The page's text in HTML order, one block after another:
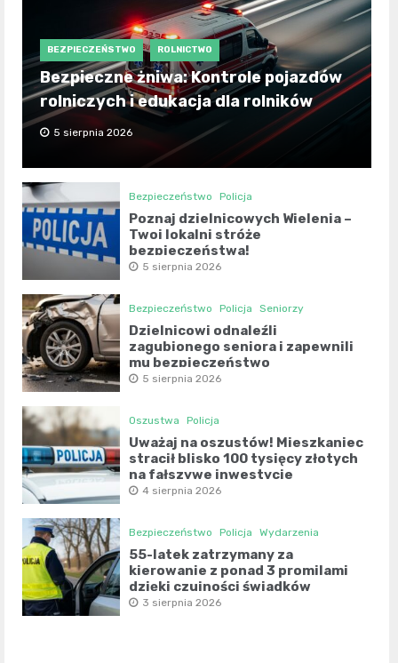
BEZPIECZEŃSTWO ROLNICTWO
Bezpieczne żniwa: Kontrole pojazdów
rolniczych i edukacja dla rolników
5 sierpnia 2026
Bezpieczeństwo Policja
Poznaj dzielnicowych Wielenia –
Twoi lokalni stróże
bezpieczeństwa!
5 sierpnia 2026
Bezpieczeństwo Policja Seniorzy
Dzielnicowi odnaleźli
zagubionego seniora i zapewnili
mu bezpieczeństwo
5 sierpnia 2026
Oszustwa Policja
Uważaj na oszustów! Mieszkaniec
stracił blisko 100 tysięcy złotych
na fałszywe inwestycje
4 sierpnia 2026
Bezpieczeństwo Policja Wydarzenia
55-latek zatrzymany za
kierowanie z ponad 3 promilami
dzięki czujności świadków
3 sierpnia 2026